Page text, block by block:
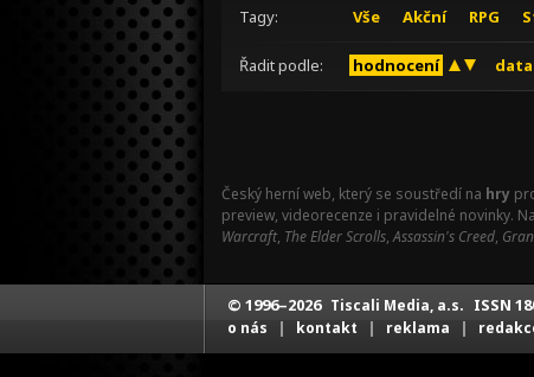
Tagy: Vše Akční RPG
Řadit podle: hodnocení
Český herní web, který se soustředí na hry
preview, videorecenze i pravidelné novinky.
Warcraft, The Elder Scrolls,Assassin's Creed,
© 1996–2026 Tiscali Media, a.s. ISSN
o nás | kontakt | reklama |